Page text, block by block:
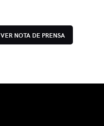
VER NOTA DE PRENSA